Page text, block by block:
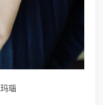
瑙